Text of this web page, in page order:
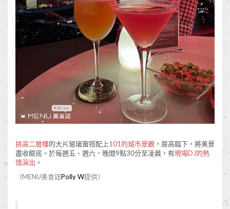
挑高二層樓的大片玻璃窗搭配上101的城市景觀 ，居高臨下，將美景
盡收眼底。於每週五、週六，晚間9點30分至凌晨，有現場DJ的熱
情演出 。
（MENU美食誌Polly W提供）